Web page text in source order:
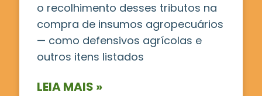
o recolhimento desses tributos na
compra de insumos agropecuários
— como defensivos agrícolas e
outros itens listados
LEIA MAIS »